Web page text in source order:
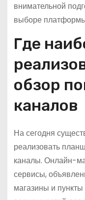
внимательной
выборе
Где
обзор
каналов
На сегодня
реализовать
каналы. Онлайн-
сервисы,
магазины и